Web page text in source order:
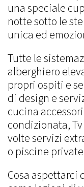
una speciale
notte sotto le
unica ed
Tutte le
alberghiero
propri ospiti e
di design e
cucina
condizionata,
volte servizi
o piscine
Cosa aspettarci